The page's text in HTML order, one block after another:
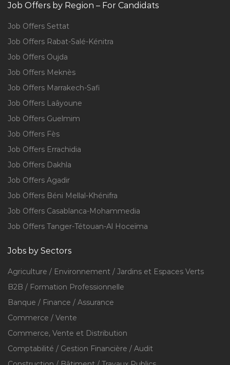
Job Offers by Region – For Candidats
Job Offers Settat
Job Offers Rabat-Salé-Kénitra
Job Offers Oujda
Job Offers Meknès
Job Offers Marrakech-Safi
Job Offers Laâyoune
Job Offers Guelmim
Job Offers Fès
Job Offers Errachidia
Job Offers Dakhla
Job Offers Agadir
Job Offers Béni Mellal-Khénifra
Job Offers Casablanca-Mohammedia
Job Offers Tanger-Tétouan-Al Hoceïma
Jobs by Sectors
Agriculture / Environnement / Jardins et Espaces Verts
B2B / Formation Professionnelle
Banque / Finance / Assurance
Commerce / Vente
Commerce, Vente et Distribution
Comptabilité / Gestion Financière / Audit